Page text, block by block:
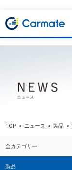
TOP ニュース 製品
全カテゴリー
製品